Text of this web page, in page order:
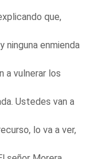
que,
ninguna enmienda
a vulnerar los
Ustedes van a
lo va a ver,